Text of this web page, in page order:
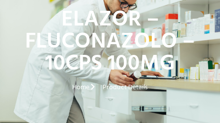
ELAZOR –
FLUCONAZOLO –
10CPS 100MG
Home Product Details